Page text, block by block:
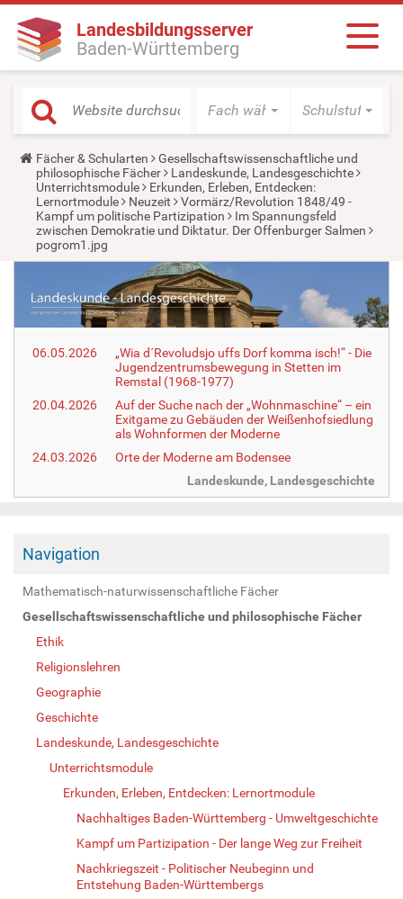
Landesbildungsserver
Baden-Württemberg
Fach wählen Schulstufe
Y
o
u
a
r
e
h
e
:
Fächer & Schularten
Gesellschaftswissenschaftliche und
philosophische Fächer
Landeskunde, Landesgeschichte
Unterrichtsmodule
Erkunden, Erleben, Entdecken:
Lernortmodule
Neuzeit
Vormärz/Revolution 1848/49 -
Kampf um politische Partizipation
Im Spannungsfeld
zwischen Demokratie und Diktatur. Der Offenburger Salmen
pogrom1.jpg
06.05.2026
„Wia d´Revoludsjo uffs Dorf komma isch!“ - Die
Jugendzentrumsbewegung in Stetten im
Remstal (1968-1977)
20.04.2026
Auf der Suche nach der „Wohnmaschine“ – ein
Exitgame zu Gebäuden der Weißenhofsiedlung
als Wohnformen der Moderne
24.03.2026
Orte der Moderne am Bodensee
Landeskunde, Landesgeschichte
Navigation
Mathematisch-naturwissenschaftliche Fächer
Gesellschaftswissenschaftliche und philosophische Fächer
Ethik
Religionslehren
Geographie
Geschichte
Landeskunde, Landesgeschichte
Unterrichtsmodule
Erkunden, Erleben, Entdecken: Lernortmodule
Nachhaltiges Baden-Württemberg - Umweltgeschichte
Kampf um Partizipation - Der lange Weg zur Freiheit
Nachkriegszeit - Politischer Neubeginn und
Entstehung Baden-Württembergs